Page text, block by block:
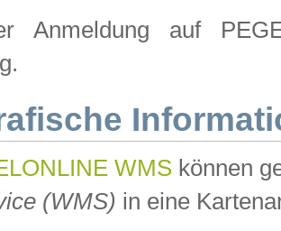
Anmeldung auf
WMS können
(WMS) in eine